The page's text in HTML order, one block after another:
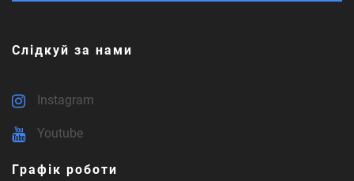
Слідкуй за нами
Instagram
Youtube
Графік роботи